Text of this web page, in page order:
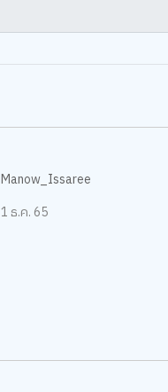
Manow_Issaree
1 ธ.ค. 65